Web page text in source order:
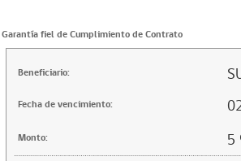
Garantía fiel de Cumplimiento de Contrato
Beneficiario:
Fecha de vencimiento:
Monto: 5